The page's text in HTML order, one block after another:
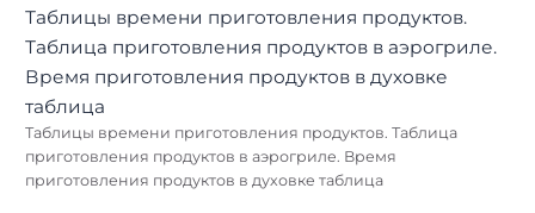
Таблицы времени приготовления продуктов. Таблица
приготовления продуктов в аэрогриле. Время
приготовления продуктов в духовке таблица